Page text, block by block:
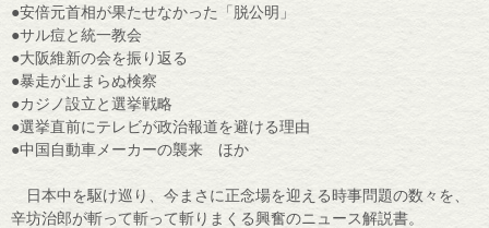
●安倍元首相が果たせなかった「脱公明」
●サル痘と統一教会
●大阪維新の会を振り返る
●暴走が止まらぬ検察
●カジノ設立と選挙戦略
●選挙直前にテレビが政治報道を避ける理由
●中国自動車メーカーの襲来 ほか
日本中を駆け巡り、今まさに正念場を迎える時事問題の数々を、
辛坊治郎が斬って斬って斬りまくる興奮のニュース解説書。